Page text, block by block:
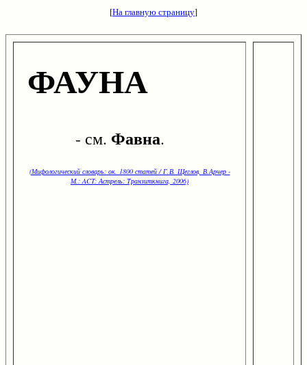
[На главную страницу]
ФАУНА
- см. Фавна.
(Мифологический словарь: ок. 1800 статей / Г.В. Щеглов, В.Арчер -
М.: ACT: Астрель: Транзиткнига, 2006)